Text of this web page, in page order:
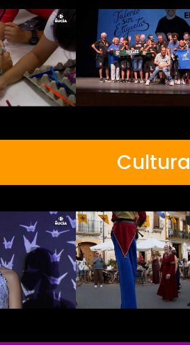
Cultura